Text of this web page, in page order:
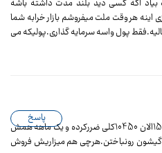
اگه کسی دید بلند مدت داشته باشه
اینه هر وقت ملت میفروشم بازار خرابه شما
پول واسه سرمایه گذاری.پولیکه می
سلام من خودم سهم خپارس روخریدم 1560الان 10450کلی ضررکرده و یک ماهه همش
رونباختن.هرچی هم میزاریش فروش
پاسخ